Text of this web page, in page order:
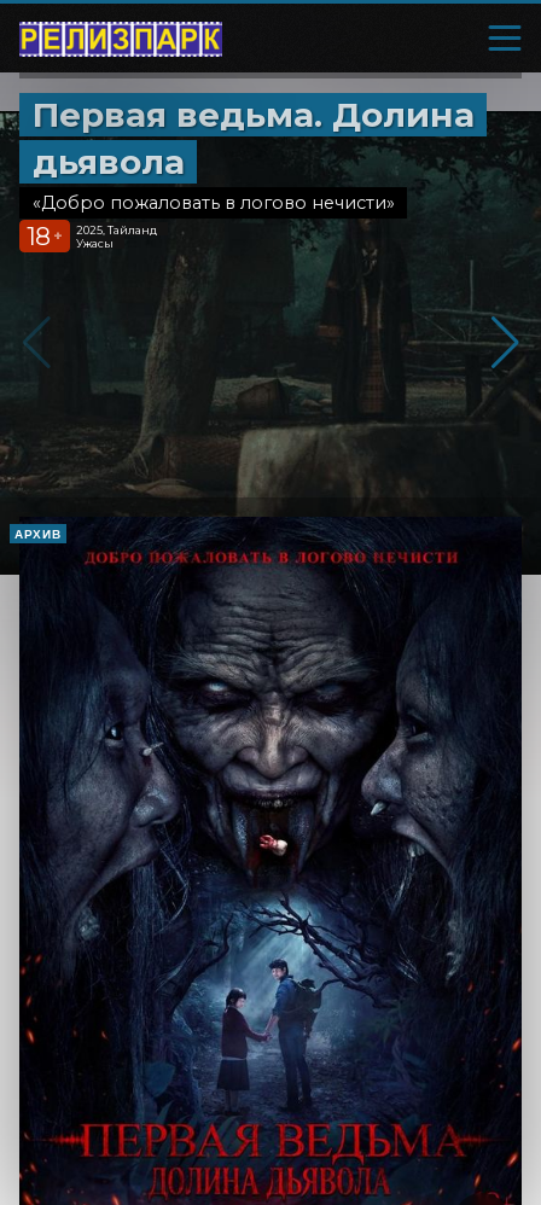
Первая ведьма. Долина
дьявола
«Добро пожаловать в логово нечисти»
18 +
2025, Тайланд
Ужасы
АРХИВ